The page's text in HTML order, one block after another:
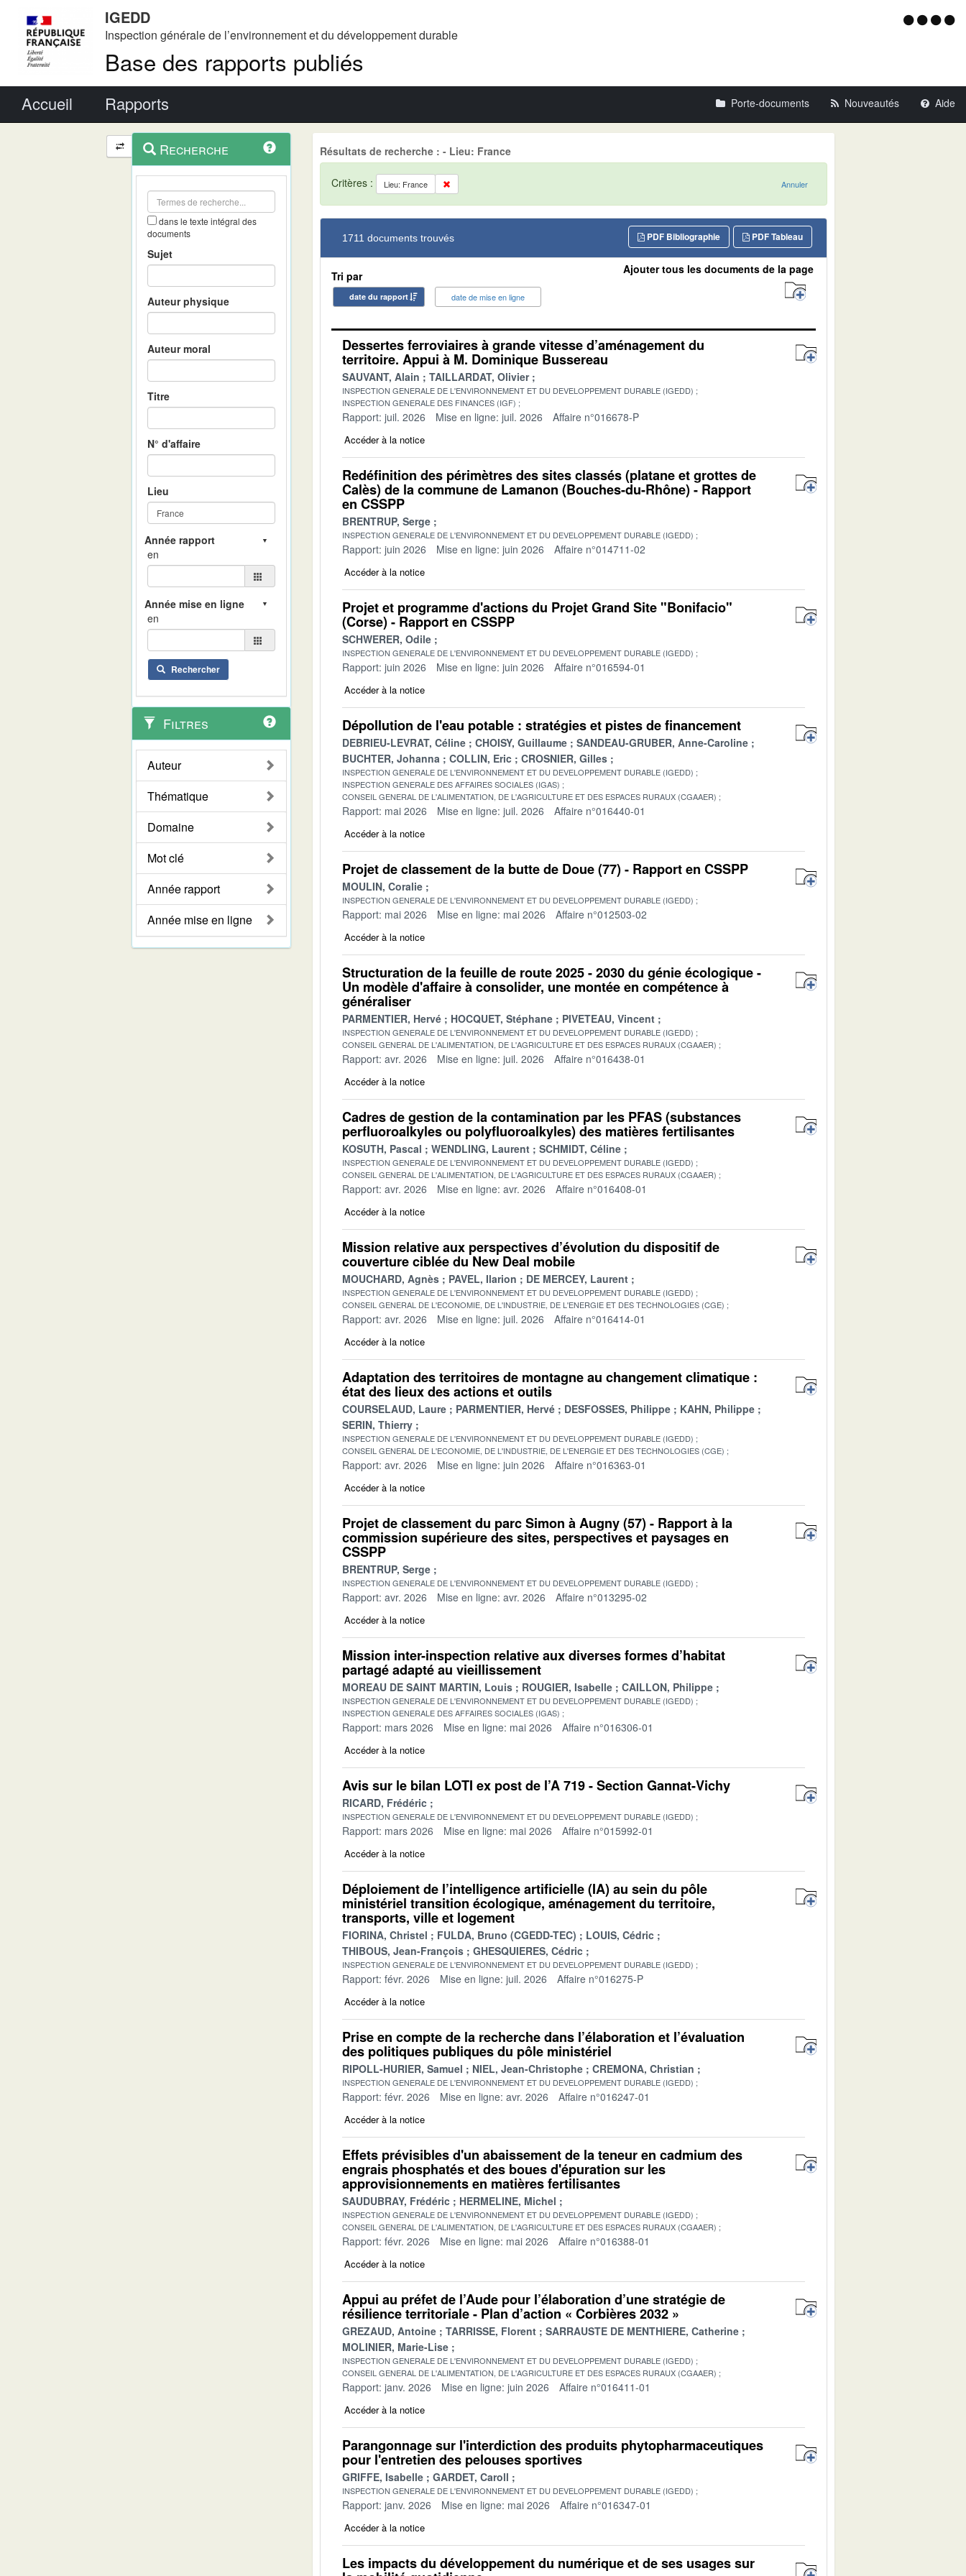
IGEDD
Inspection générale de l’environnement et du développement durable
Base des rapports publiés
Menu
Accueil Rapports Porte-documents Nouveautés Aide
Navigation
et
outils
contextuel
Recherche
dans le texte intégral des
documents
Sujet
Auteur physique
Auteur moral
Titre
N° d'affaire
Lieu
en
en
Rechercher
Filtres
Auteur
Thématique
Domaine
Mot clé
Année rapport
Année mise en ligne
Résultats de recherche : - Lieu: France
Critères : Lieu: France Annuler
1711 documents trouvés PDF Tableau
PDF Bibliographie
Tri par
date du rapport date de mise en ligne
Ajouter tous les documents de la page
Dessertes ferroviaires à grande vitesse d’aménagement du
territoire. Appui à M. Dominique Bussereau
SAUVANT, Alain TAILLARDAT, Olivier
INSPECTION GENERALE DE L'ENVIRONNEMENT ET DU DEVELOPPEMENT DURABLE (IGEDD)
INSPECTION GENERALE DES FINANCES (IGF)
Rapport: juil. 2026 Mise en ligne: juil. 2026 Affaire n°016678-P
Accéder à la notice
Redéfinition des périmètres des sites classés (platane et grottes de
Calès) de la commune de Lamanon (Bouches-du-Rhône) - Rapport
en CSSPP
BRENTRUP, Serge
INSPECTION GENERALE DE L'ENVIRONNEMENT ET DU DEVELOPPEMENT DURABLE (IGEDD)
Rapport: juin 2026 Mise en ligne: juin 2026 Affaire n°014711-02
Accéder à la notice
Projet et programme d'actions du Projet Grand Site "Bonifacio"
(Corse) - Rapport en CSSPP
SCHWERER, Odile
INSPECTION GENERALE DE L'ENVIRONNEMENT ET DU DEVELOPPEMENT DURABLE (IGEDD)
Rapport: juin 2026 Mise en ligne: juin 2026 Affaire n°016594-01
Accéder à la notice
Dépollution de l'eau potable : stratégies et pistes de financement
DEBRIEU-LEVRAT, Céline CHOISY, Guillaume
SANDEAU-GRUBER, Anne-Caroline
BUCHTER, Johanna
COLLIN, Eric CROSNIER, Gilles
INSPECTION GENERALE DE L'ENVIRONNEMENT ET DU DEVELOPPEMENT DURABLE (IGEDD)
INSPECTION GENERALE DES AFFAIRES SOCIALES (IGAS)
CONSEIL GENERAL DE L'ALIMENTATION, DE L'AGRICULTURE ET DES ESPACES RURAUX (CGAAER)
Rapport: mai 2026 Mise en ligne: juil. 2026 Affaire n°016440-01
Accéder à la notice
Projet de classement de la butte de Doue (77) - Rapport en CSSPP
MOULIN, Coralie
INSPECTION GENERALE DE L'ENVIRONNEMENT ET DU DEVELOPPEMENT DURABLE (IGEDD)
Rapport: mai 2026 Mise en ligne: mai 2026 Affaire n°012503-02
Accéder à la notice
Structuration de la feuille de route 2025 - 2030 du génie écologique -
Un modèle d'affaire à consolider, une montée en compétence à
généraliser
PARMENTIER, Hervé HOCQUET, Stéphane PIVETEAU, Vincent
INSPECTION GENERALE DE L'ENVIRONNEMENT ET DU DEVELOPPEMENT DURABLE (IGEDD)
CONSEIL GENERAL DE L'ALIMENTATION, DE L'AGRICULTURE ET DES ESPACES RURAUX (CGAAER)
Rapport: avr. 2026 Mise en ligne: juil. 2026 Affaire n°016438-01
Accéder à la notice
Cadres de gestion de la contamination par les PFAS (substances
perfluoroalkyles ou polyfluoroalkyles) des matières fertilisantes
KOSUTH, Pascal WENDLING, Laurent SCHMIDT, Céline
INSPECTION GENERALE DE L'ENVIRONNEMENT ET DU DEVELOPPEMENT DURABLE (IGEDD)
CONSEIL GENERAL DE L'ALIMENTATION, DE L'AGRICULTURE ET DES ESPACES RURAUX (CGAAER)
Rapport: avr. 2026 Mise en ligne: avr. 2026 Affaire n°016408-01
Accéder à la notice
Mission relative aux perspectives d’évolution du dispositif de
couverture ciblée du New Deal mobile
MOUCHARD, Agnès PAVEL, Ilarion DE MERCEY, Laurent
INSPECTION GENERALE DE L'ENVIRONNEMENT ET DU DEVELOPPEMENT DURABLE (IGEDD)
CONSEIL GENERAL DE L'ECONOMIE, DE L'INDUSTRIE, DE L'ENERGIE ET DES TECHNOLOGIES (CGE)
Rapport: avr. 2026 Mise en ligne: juil. 2026 Affaire n°016414-01
Accéder à la notice
Adaptation des territoires de montagne au changement climatique :
état des lieux des actions et outils
COURSELAUD, Laure PARMENTIER, Hervé DESFOSSES, Philippe
KAHN, Philippe
SERIN, Thierry
INSPECTION GENERALE DE L'ENVIRONNEMENT ET DU DEVELOPPEMENT DURABLE (IGEDD)
CONSEIL GENERAL DE L'ECONOMIE, DE L'INDUSTRIE, DE L'ENERGIE ET DES TECHNOLOGIES (CGE)
Rapport: avr. 2026 Mise en ligne: juin 2026 Affaire n°016363-01
Accéder à la notice
Projet de classement du parc Simon à Augny (57) - Rapport à la
commission supérieure des sites, perspectives et paysages en
CSSPP
BRENTRUP, Serge
INSPECTION GENERALE DE L'ENVIRONNEMENT ET DU DEVELOPPEMENT DURABLE (IGEDD)
Rapport: avr. 2026 Mise en ligne: avr. 2026 Affaire n°013295-02
Accéder à la notice
Mission inter-inspection relative aux diverses formes d’habitat
partagé adapté au vieillissement
MOREAU DE SAINT MARTIN, Louis ROUGIER, Isabelle CAILLON, Philippe
INSPECTION GENERALE DE L'ENVIRONNEMENT ET DU DEVELOPPEMENT DURABLE (IGEDD)
INSPECTION GENERALE DES AFFAIRES SOCIALES (IGAS)
Rapport: mars 2026 Mise en ligne: mai 2026 Affaire n°016306-01
Accéder à la notice
Avis sur le bilan LOTI ex post de l’A 719 - Section Gannat-Vichy
RICARD, Frédéric
INSPECTION GENERALE DE L'ENVIRONNEMENT ET DU DEVELOPPEMENT DURABLE (IGEDD)
Rapport: mars 2026 Mise en ligne: mai 2026 Affaire n°015992-01
Accéder à la notice
Déploiement de l’intelligence artificielle (IA) au sein du pôle
ministériel transition écologique, aménagement du territoire,
transports, ville et logement
FIORINA, Christel FULDA, Bruno (CGEDD-TEC)
LOUIS, Cédric
THIBOUS, Jean-François
GHESQUIERES, Cédric
INSPECTION GENERALE DE L'ENVIRONNEMENT ET DU DEVELOPPEMENT DURABLE (IGEDD)
Rapport: févr. 2026 Mise en ligne: juil. 2026 Affaire n°016275-P
Accéder à la notice
Prise en compte de la recherche dans l’élaboration et l’évaluation
des politiques publiques du pôle ministériel
RIPOLL-HURIER, Samuel NIEL, Jean-Christophe CREMONA, Christian
INSPECTION GENERALE DE L'ENVIRONNEMENT ET DU DEVELOPPEMENT DURABLE (IGEDD)
Rapport: févr. 2026 Mise en ligne: avr. 2026 Affaire n°016247-01
Accéder à la notice
Effets prévisibles d'un abaissement de la teneur en cadmium des
engrais phosphatés et des boues d'épuration sur les
approvisionnements en matières fertilisantes
SAUDUBRAY, Frédéric HERMELINE, Michel
INSPECTION GENERALE DE L'ENVIRONNEMENT ET DU DEVELOPPEMENT DURABLE (IGEDD)
CONSEIL GENERAL DE L'ALIMENTATION, DE L'AGRICULTURE ET DES ESPACES RURAUX (CGAAER)
Rapport: févr. 2026 Mise en ligne: mai 2026 Affaire n°016388-01
Accéder à la notice
Appui au préfet de l’Aude pour l’élaboration d’une stratégie de
résilience territoriale - Plan d’action « Corbières 2032 »
GREZAUD, Antoine TARRISSE, Florent
SARRAUSTE DE MENTHIERE, Catherine
MOLINIER, Marie-Lise
INSPECTION GENERALE DE L'ENVIRONNEMENT ET DU DEVELOPPEMENT DURABLE (IGEDD)
CONSEIL GENERAL DE L'ALIMENTATION, DE L'AGRICULTURE ET DES ESPACES RURAUX (CGAAER)
Rapport: janv. 2026 Mise en ligne: juin 2026 Affaire n°016411-01
Accéder à la notice
Parangonnage sur l'interdiction des produits phytopharmaceutiques
pour l'entretien des pelouses sportives
GRIFFE, Isabelle GARDET, Caroll
INSPECTION GENERALE DE L'ENVIRONNEMENT ET DU DEVELOPPEMENT DURABLE (IGEDD)
Rapport: janv. 2026 Mise en ligne: mai 2026 Affaire n°016347-01
Accéder à la notice
Les impacts du développement du numérique et de ses usages sur